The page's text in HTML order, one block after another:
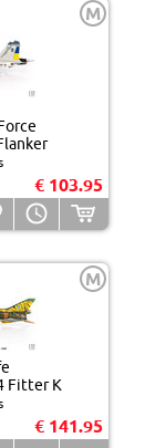
M
€ 103.95
M
Fitter K
€ 141.95